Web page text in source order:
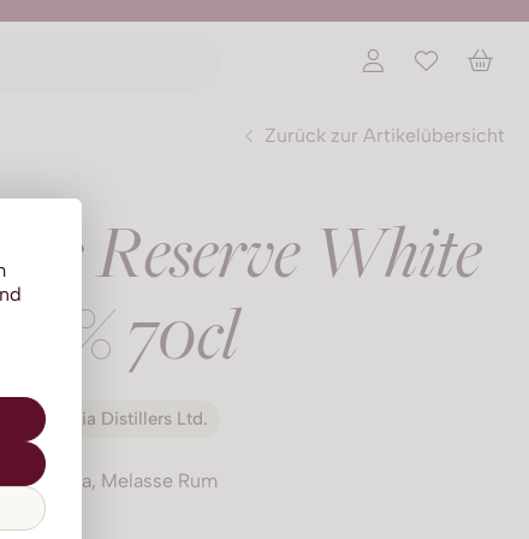
Zurück zur Artikelübersicht
Reserve White
40% 70cl
St. Lucia Distillers Ltd.
St. Lucia, Melasse Rum